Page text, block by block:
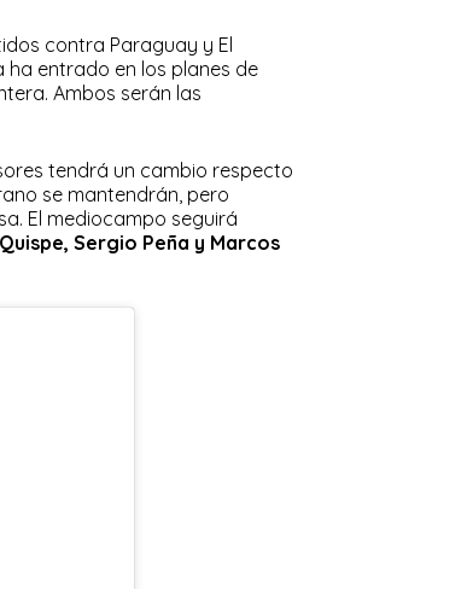
contra Paraguay y El
entrado en los planes de
Ambos serán las
tendrá un cambio respecto
se mantendrán, pero
El mediocampo seguirá
Sergio Peña y Marcos